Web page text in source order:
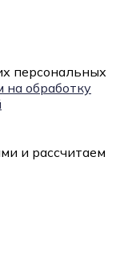
персональных
на обработку
и рассчитаем